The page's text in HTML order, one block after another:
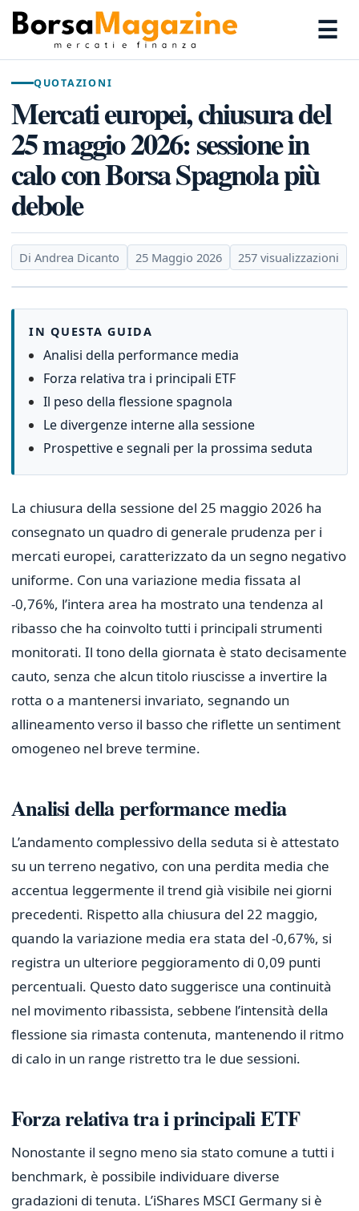
☰
QUOTAZIONI
Mercati europei, chiusura del
25 maggio 2026: sessione in
calo con Borsa Spagnola più
debole
Di Andrea Dicanto 25 Maggio 2026 257 visualizzazioni
IN QUESTA GUIDA
Analisi della performance media
Forza relativa tra i principali ETF
Il peso della flessione spagnola
Le divergenze interne alla sessione
Prospettive e segnali per la prossima seduta
La chiusura della sessione del 25 maggio 2026 ha
consegnato un quadro di generale prudenza per i
mercati europei, caratterizzato da un segno negativo
uniforme. Con una variazione media fissata al
-0,76%, l’intera area ha mostrato una tendenza al
ribasso che ha coinvolto tutti i principali strumenti
monitorati. Il tono della giornata è stato decisamente
cauto, senza che alcun titolo riuscisse a invertire la
rotta o a mantenersi invariato, segnando un
allineamento verso il basso che riflette un sentiment
omogeneo nel breve termine.
Analisi della performance media
L’andamento complessivo della seduta si è attestato
su un terreno negativo, con una perdita media che
accentua leggermente il trend già visibile nei giorni
precedenti. Rispetto alla chiusura del 22 maggio,
quando la variazione media era stata del -0,67%, si
registra un ulteriore peggioramento di 0,09 punti
percentuali. Questo dato suggerisce una continuità
nel movimento ribassista, sebbene l’intensità della
flessione sia rimasta contenuta, mantenendo il ritmo
di calo in un range ristretto tra le due sessioni.
Forza relativa tra i principali ETF
Nonostante il segno meno sia stato comune a tutti i
benchmark, è possibile individuare diverse
gradazioni di tenuta. L’iShares MSCI Germany si è